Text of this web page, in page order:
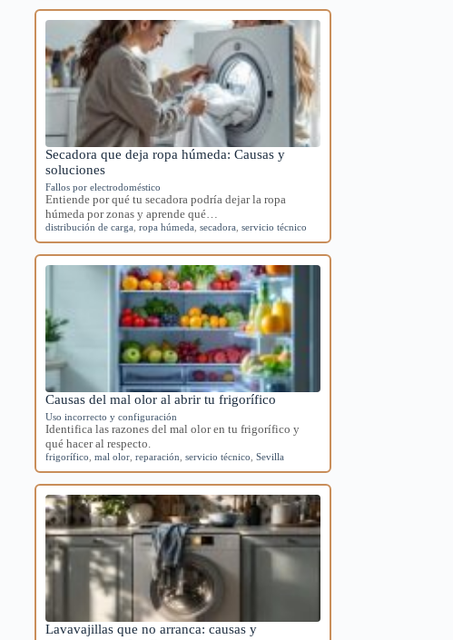
Secadora que deja ropa húmeda: Causas y
soluciones
Fallos por electrodoméstico
Entiende por qué tu secadora podría dejar la ropa
húmeda por zonas y aprende qué…
distribución de carga ,ropa húmeda ,secadora ,servicio técnico
Causas del mal olor al abrir tu frigorífico
Uso incorrecto y configuración
Identifica las razones del mal olor en tu frigorífico y
qué hacer al respecto.
frigorífico ,mal olor ,reparación ,servicio técnico ,Sevilla
Lavavajillas que no arranca: causas y